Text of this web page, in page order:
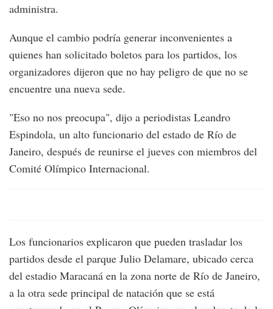
administra.
Aunque el cambio podría generar inconvenientes a
quienes han solicitado boletos para los partidos, los
organizadores dijeron que no hay peligro de que no se
encuentre una nueva sede.
"Eso no nos preocupa", dijo a periodistas Leandro
Espindola, un alto funcionario del estado de Río de
Janeiro, después de reunirse el jueves con miembros del
Comité Olímpico Internacional.
Los funcionarios explicaron que pueden trasladar los
partidos desde el parque Julio Delamare, ubicado cerca
del estadio Maracaná en la zona norte de Río de Janeiro,
a la otra sede principal de natación que se está